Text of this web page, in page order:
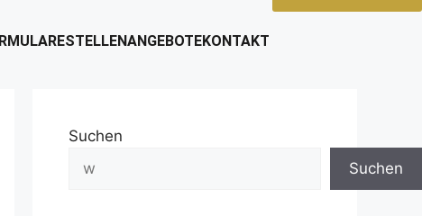
STELLENANGEBOTEKONTAKT
Suchen
Suchen